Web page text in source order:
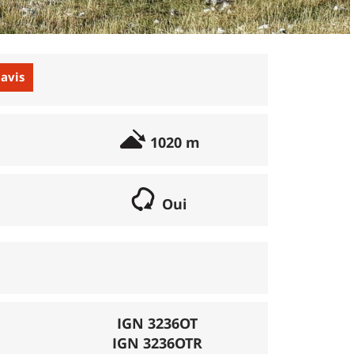
1020 m
Oui
lorsqu'il s'agit d'une boucle. Les chemins
peut se réaliser avec un vélo semi
IGN 3236OT
IGN 3236OTR